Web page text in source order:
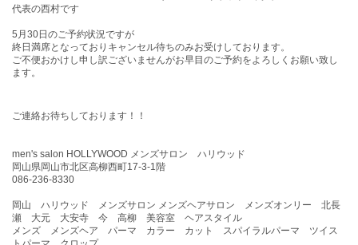
代表の西村です
5月30日 のご予約状況ですが
終日満席となっておりキャンセル待ちのみお受けしております。
ご不便おかけし申し訳ございませんがお早目のご予約をよろしくお願い致し
ます。
ご連絡お待ちしております！！
men's salon HOLLYWOOD メンズサロン ハリウッド
岡山県岡山市北区高柳西町17-3-1階
086-236-8330
岡山 ハリウッド メンズサロン メンズヘアサロン メンズオンリー 北長
瀬 大元 大安寺 今 高柳 美容室 ヘアスタイル
メンズ メンズヘア パーマ カラー カット スパイラルパーマ ツイス